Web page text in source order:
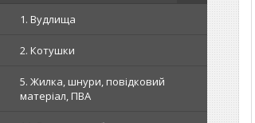
1. Вудлища
2. Котушки
5. Жилка, шнури, повідковий
матеріал, ПВА